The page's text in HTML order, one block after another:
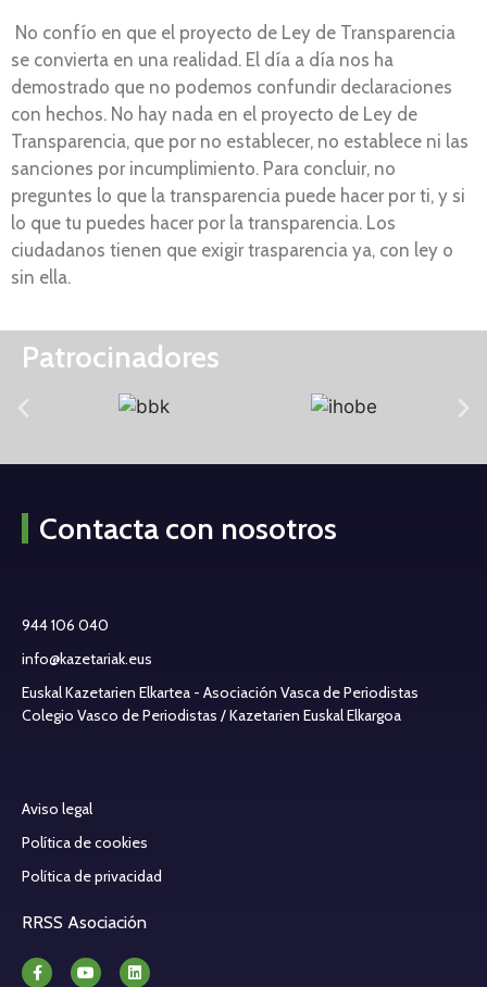
No confío en que el proyecto de Ley de Transparencia
se convierta en una realidad. El día a día nos ha
demostrado que no podemos confundir declaraciones
con hechos. No hay nada en el proyecto de Ley de
Transparencia, que por no establecer, no establece ni las
sanciones por incumplimiento. Para concluir, no
preguntes lo que la transparencia puede hacer por ti, y si
lo que tu puedes hacer por la transparencia. Los
ciudadanos tienen que exigir trasparencia ya, con ley o
sin ella.
Patrocinadores
Contacta con nosotros
944 106 040
info@kazetariak.eus
Euskal Kazetarien Elkartea - Asociación Vasca de Periodistas
Colegio Vasco de Periodistas / Kazetarien Euskal Elkargoa
Aviso legal
Política de cookies
Política de privacidad
RRSS Asociación